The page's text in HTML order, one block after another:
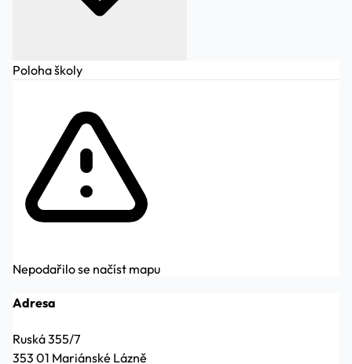
Poloha školy
Nepodařilo se načíst mapu
Adresa
Ruská 355/7
353 01 Mariánské Lázně